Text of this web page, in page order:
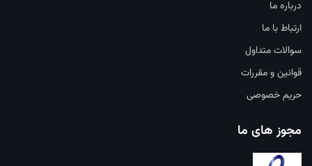
درباره ما
ارتباط با ما
سوالات متداول
قوانین و مقررات
حریم خصوصی
مجوز های ما